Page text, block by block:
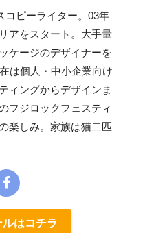
コピーライター。03年
アをスタート。大手量
ケージのデザイナーを
は個人・中小企業向け
ィングからデザインま
フジロックフェスティ
楽しみ。家族は猫二匹
はコチラ